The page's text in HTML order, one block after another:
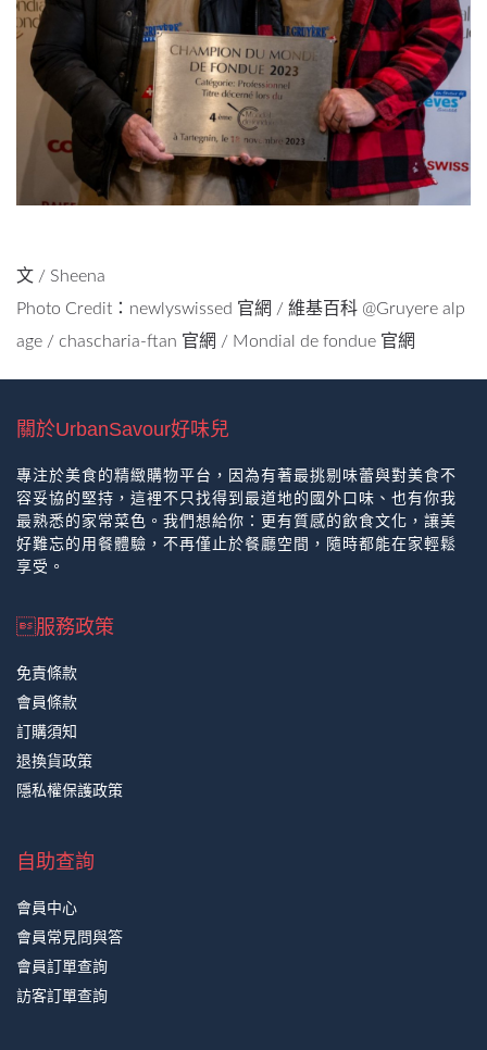
文 / Sheena
Photo Credit：newlyswissed 官網 / 維基百科 @Gruyere alp
age / chascharia-ftan 官網 / Mondial de fondue 官網
關於UrbanSavour好味兒
專注於美食的精緻購物平台，因為有著最挑剔味蕾與對美食不
容妥協的堅持，這裡不只找得到最道地的國外口味、也有你我
最熟悉的家常菜色。我們想給你：更有質感的飲食文化，讓美
好難忘的用餐體驗，不再僅止於餐廳空間，隨時都能在家輕鬆
享受。
服務政策
免責條款
會員條款
訂購須知
退換貨政策
隱私權保護政策
自助查詢
會員中心
會員常見問與答
會員訂單查詢
訪客訂單查詢